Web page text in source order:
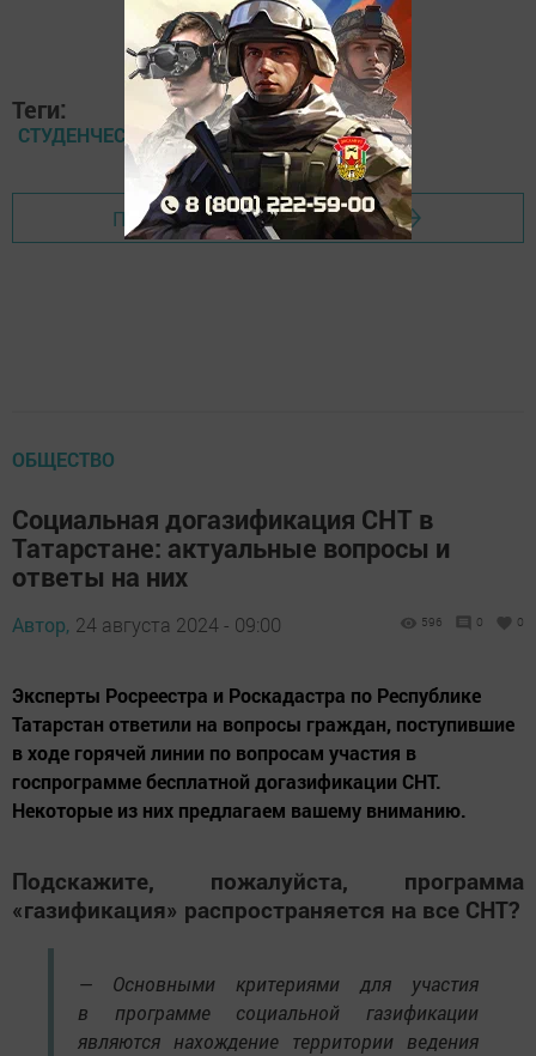
Теги:
СТУДЕНЧЕСКИЙ ОТРЯД
Перейти на страницу новости
ОБЩЕСТВО
Социальная догазификация СНТ в
Татарстане: актуальные вопросы и
ответы на них
Автор, 24 августа 2024 - 09:00 596 0 0
Эксперты Росреестра и Роскадастра по Республике
Татарстан ответили на вопросы граждан, поступившие
в ходе горячей линии по вопросам участия в
госпрограмме бесплатной догазификации СНТ.
Некоторые из них предлагаем вашему вниманию.
Подскажите, пожалуйста, программа
«газификация» распространяется на все СНТ?
— Основными критериями для участия
в программе социальной газификации
являются нахождение территории ведения